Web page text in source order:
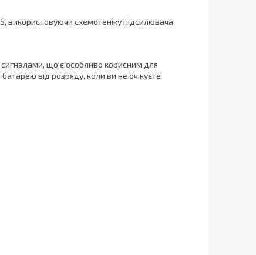
використовуючи схемотеніку підсилювача
сигналами, що є особливо корисним для
від розряду, коли ви не очікуєте